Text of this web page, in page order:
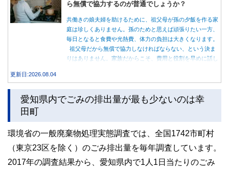
ら無償で協力するのが普通でしょうか？
共働きの娘夫婦を助けるために、祖父母が孫の夕飯を作る家
庭は珍しくありません。孫のためと思えば頑張りたい一方、
毎日となると食費や光熱費、体力の負担は大きくなります。
祖父母だから無償で協力しなければならない、という決ま
りはありません。家族だからこそ、費用と役割を早めに話し
更新日:2026.08.04
愛知県内でごみの排出量が最も少ないのは幸
田町
環境省の一般廃棄物処理実態調査では、全国1742市町村
（東京23区を除く）のごみ排出量を毎年調査しています。
2017年の調査結果から、愛知県内で1人1日当たりのごみ